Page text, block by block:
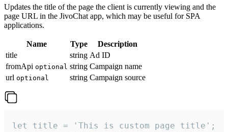
Updates the title of the page the client is currently viewing and the
page URL in the JivoChat app, which may be useful for SPA
applications.
Name Type
Description
title
string Ad ID
fromApi optional string Campaign name
url optional string Campaign source
let title = 'This is custom page title';